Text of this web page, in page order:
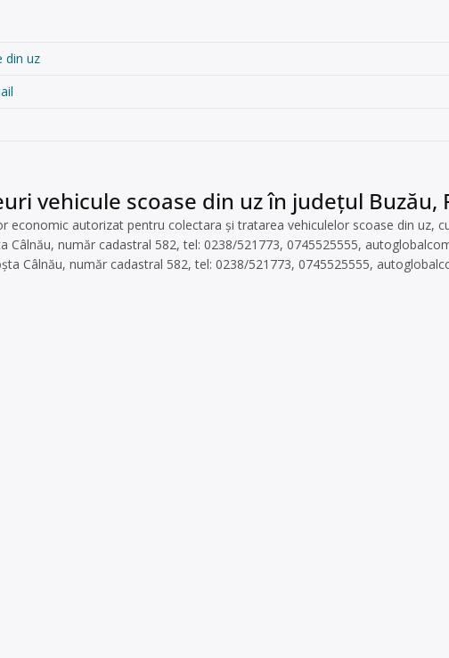
din uz
vehicule scoase din uz în județul Buzău,
economic autorizat pentru colectara și tratarea vehiculelor scoase din uz,
Câlnău, număr cadastral 582, tel: 0238/521773, 0745525555,
Câlnău, număr cadastral 582, tel: 0238/521773, 0745525555,